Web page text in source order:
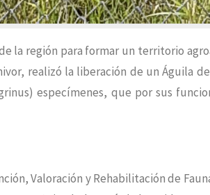
la región para formar un territorio
realizó la liberación de un Águila
especímenes, que por sus
Valoración y Rehabilitación de